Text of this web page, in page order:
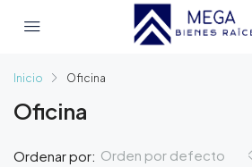
Inicio Oficina
Oficina
Ordenar por: Orden por defecto